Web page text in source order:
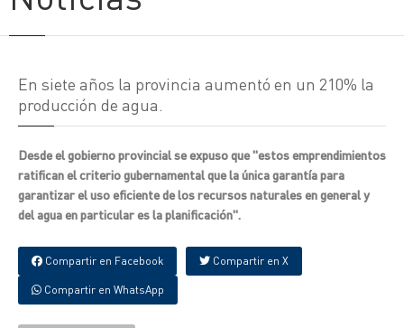
En siete años la provincia aumentó en un 210% la
producción de agua.
Desde el gobierno provincial se expuso que "estos emprendimientos
ratifican el criterio gubernamental que la única garantía para
garantizar el uso eficiente de los recursos naturales en general y
del agua en particular es la planificación".
Compartir en Facebook Compartir en X
Compartir en WhatsApp